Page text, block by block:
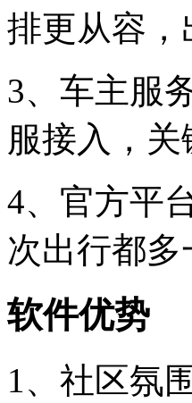
排更从容
3、车主服
服接入，
4、官方平
次出行都多
软件优势
1、社区氛